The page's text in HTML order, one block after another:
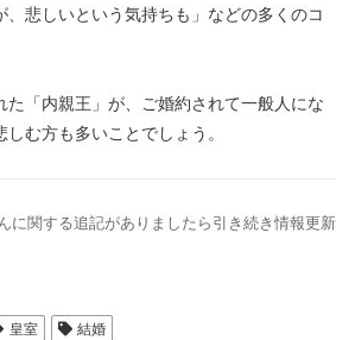
、悲しいという気持ちも」などの多くのコ
た「内親王」が、ご婚約されて一般人にな
む方も多いことでしょう。
に関する追記がありましたら引き続き情報更新
皇室 結婚